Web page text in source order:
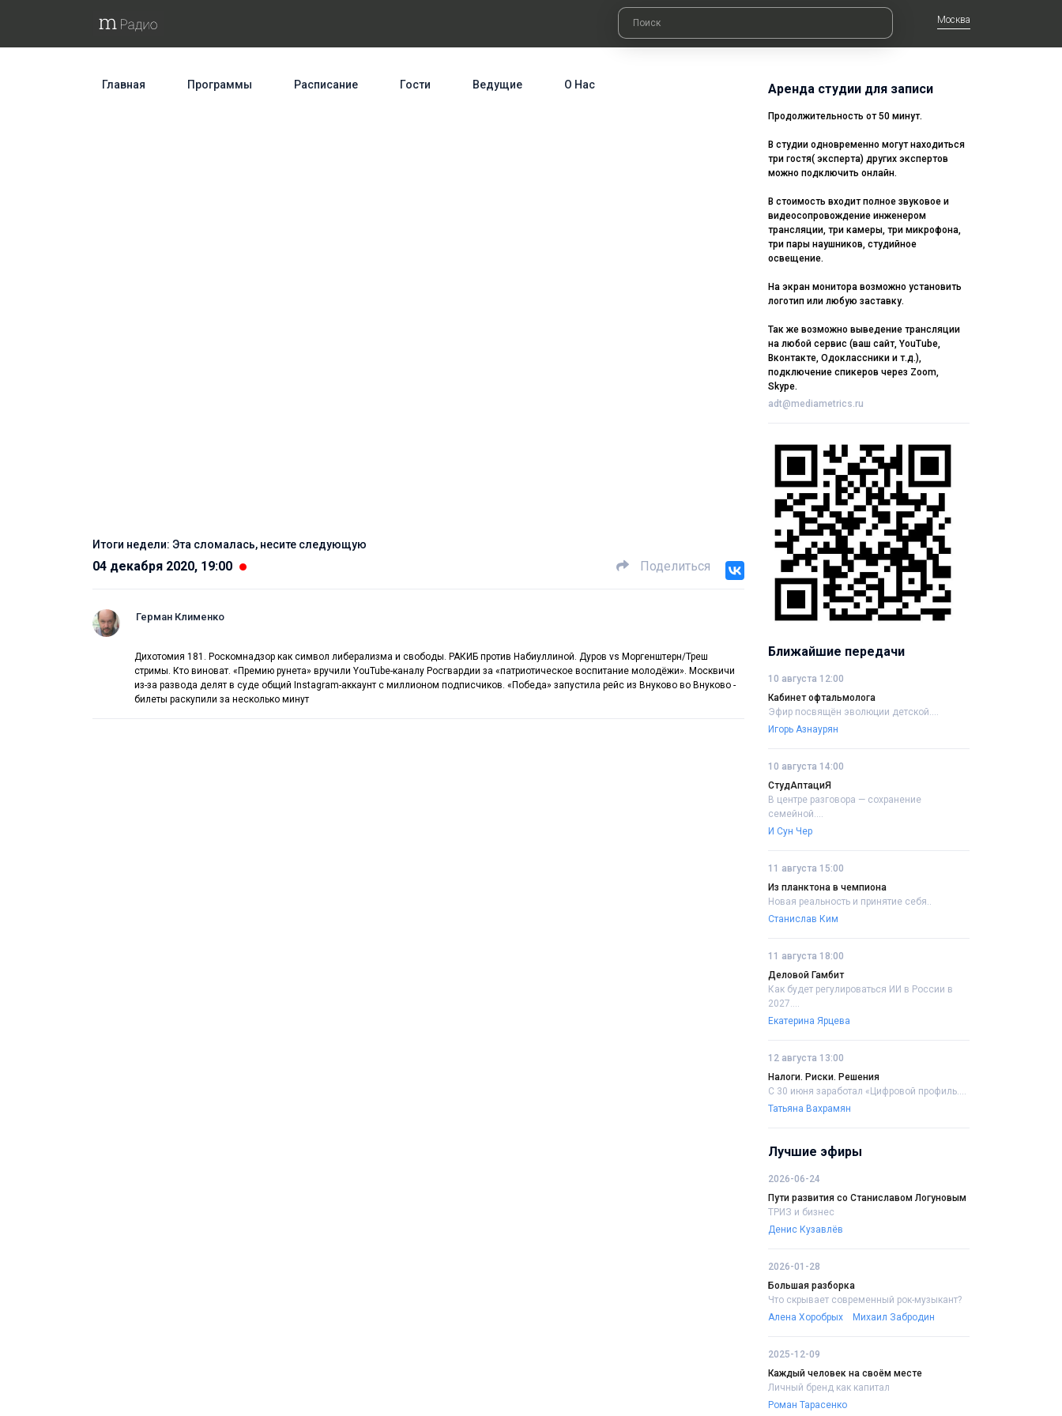
Москва
Главная Программы Расписание Гости Ведущие О Нас
Итоги недели: Эта сломалась, несите следующую
04 декабря 2020, 19:00 Поделиться
Герман Клименко
Дихотомия 181. Роскомнадзор как символ либерализма и свободы. РАКИБ против Набиуллиной. Дуров vs Моргенштерн/Треш
стримы. Кто виноват. «Премию рунета» вручили YouTube-каналу Росгвардии за «патриотическое воспитание молодёжи». Москвичи
из-за развода делят в суде общий Instagram-аккаунт с миллионом подписчиков. «Победа» запустила рейс из Внуково во Внуково -
билеты раскупили за несколько минут
Аренда студии для записи
Продолжительность от 50 минут.
В студии одновременно могут находиться
три гостя( эксперта) других экспертов
можно подключить онлайн.
В стоимость входит полное звуковое и
видеосопровождение инженером
трансляции, три камеры, три микрофона,
три пары наушников, студийное
освещение.
На экран монитора возможно установить
логотип или любую заставку.
Так же возможно выведение трансляции
на любой сервис (ваш сайт, YouTube,
Вконтакте, Одоклассники и т.д.),
подключение спикеров через Zoom,
Skype.
adt@mediametrics.ru
Ближайшие передачи
10 августа 12:00
Кабинет офтальмолога
Эфир посвящён эволюции детской....
Игорь Азнаурян
10 августа 14:00
СтудАптациЯ
В центре разговора — сохранение
семейной....
И Сун Чер
11 августа 15:00
Из планктона в чемпиона
Новая реальность и принятие себя..
Станислав Ким
11 августа 18:00
Деловой Гамбит
Как будет регулироваться ИИ в России в
2027....
Екатерина Ярцева
12 августа 13:00
Налоги. Риски. Решения
С 30 июня заработал «Цифровой профиль....
Татьяна Вахрамян
Лучшие эфиры
2026-06-24
Пути развития со Станиславом Логуновым
ТРИЗ и бизнес
Денис Кузавлёв
2026-01-28
Большая разборка
Что скрывает современный рок-музыкант?
Алена Хоробрых
Михаил Забродин
2025-12-09
Каждый человек на своём месте
Личный бренд как капитал
Роман Тарасенко